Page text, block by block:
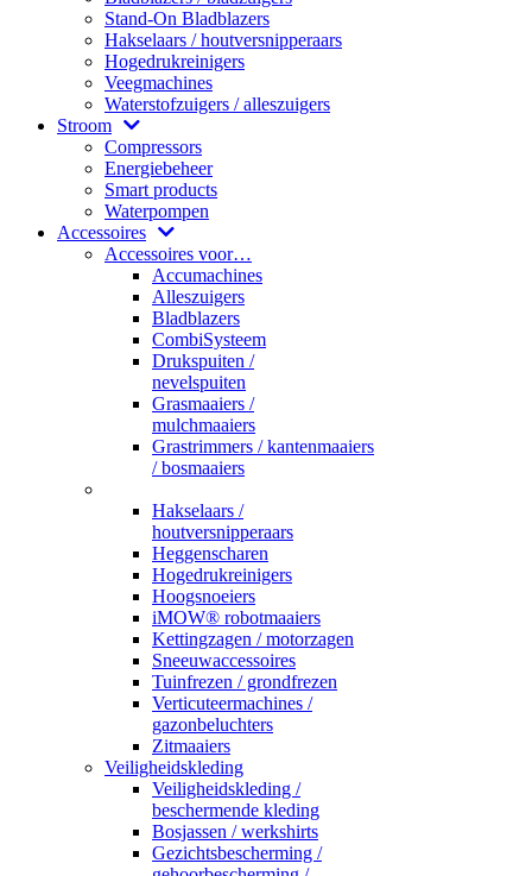
Stand-On Bladblazers
Hakselaars / houtversnipperaars
Hogedrukreinigers
Veegmachines
Waterstofzuigers / alleszuigers
Stroom
Compressors
Energiebeheer
Smart products
Waterpompen
Accessoires
Accessoires voor…
Accumachines
Alleszuigers
Bladblazers
CombiSysteem
Drukspuiten /
nevelspuiten
Grasmaaiers /
mulchmaaiers
Grastrimmers / kantenmaaiers
/ bosmaaiers
Hakselaars /
houtversnipperaars
Heggenscharen
Hogedrukreinigers
Hoogsnoeiers
iMOW® robotmaaiers
Kettingzagen / motorzagen
Sneeuwaccessoires
Tuinfrezen / grondfrezen
Verticuteermachines /
gazonbeluchters
Zitmaaiers
Veiligheidskleding
Veiligheidskleding /
beschermende kleding
Bosjassen / werkshirts
Gezichtsbescherming /